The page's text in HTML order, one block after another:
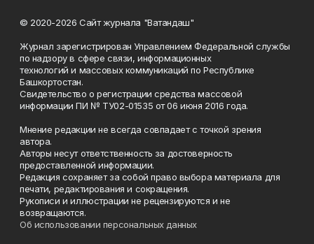
© 2020-2026 Сайт журнала "Ватандаш"
Журнал зарегистрирован Управлением Федеральной службы
по надзору в сфере связи, информационных
технологий и массовых коммуникаций по Республике
Башкортостан.
Свидетельство о регистрации средства массовой
информации ПИ № ТУ02-01535 от 06 июня 2016 года.
Мнение редакции не всегда совпадает с точкой зрения
автора.
Авторы несут ответственность за достоверность
предоставленной информации.
Редакция сохраняет за собой право выбора материала для
печати, редактирования и сокращения.
Рукописи и иллюстрации не рецензируются и не
возвращаются.
Об использовании персональных данных